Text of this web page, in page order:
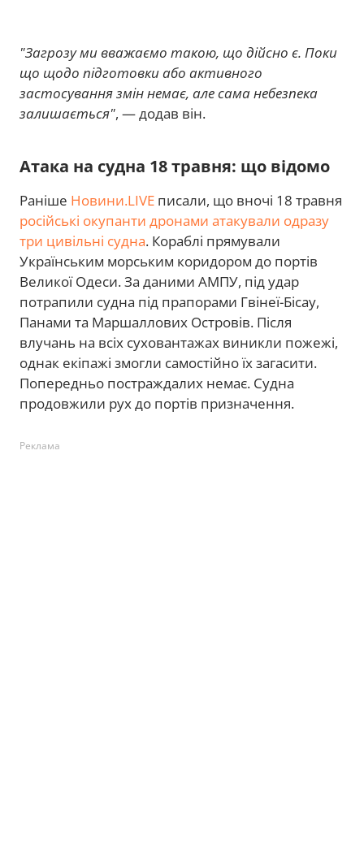
"Загрозу ми вважаємо такою, що дійсно є. Поки
що щодо підготовки або активного
застосування змін немає, але сама небезпека
залишається", — додав він.
Атака на судна 18 травня: що відомо
Раніше Новини.LIVE писали, що вночі 18 травня
російські окупанти дронами атакували одразу
три цивільні судна. Кораблі прямували
Українським морським коридором до портів
Великої Одеси. За даними АМПУ, під удар
потрапили судна під прапорами Гвінеї-Бісау,
Панами та Маршаллових Островів. Після
влучань на всіх суховантажах виникли пожежі,
однак екіпажі змогли самостійно їх загасити.
Попередньо постраждалих немає. Судна
продовжили рух до портів призначення.
Реклама